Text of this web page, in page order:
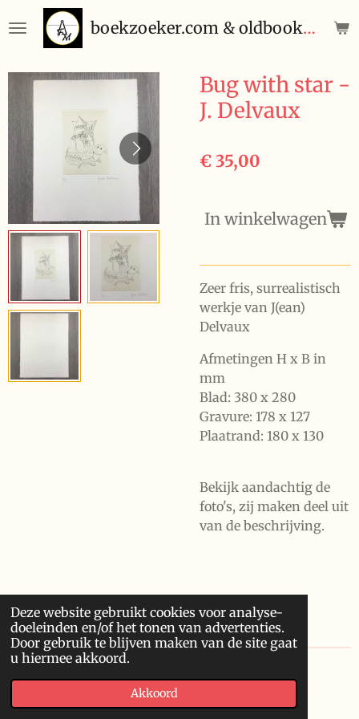
Deze website gebruikt cookies voor analyse-
doeleinden en/of het tonen van advertenties.
Door gebruik te blijven maken van de site gaat
u hiermee akkoord.
Akkoord
direct
de
hoofdinhoud
boekzoeker.com & oldbooks.be
Bug with star -
J. Delvaux
€ 35,00
In winkelwagen
Zeer fris, surrealistisch
werkje van J(ean)
Delvaux
Afmetingen H x B in
mm
Blad: 380 x 280
Gravure: 178 x 127
Plaatrand: 180 x 130
Bekijk aandachtig de
foto's, zij maken deel uit
van de beschrijving.